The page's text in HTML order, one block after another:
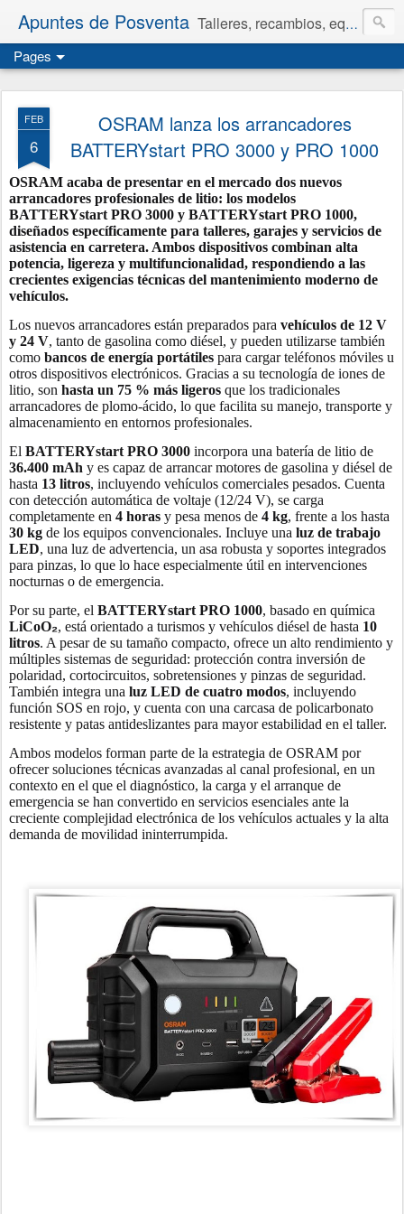
Apuntes de Posventa Talleres, recambios, equipamiento y neumáticos.
Pages
FEB
6
OSRAM lanza los arrancadores
BATTERYstart PRO 3000 y PRO 1000
OSRAM acaba de presentar en el mercado dos nuevos
arrancadores profesionales de litio: los modelos
BATTERYstart PRO 3000 y BATTERYstart PRO 1000,
diseñados específicamente para talleres, garajes y servicios de
asistencia en carretera. Ambos dispositivos combinan alta
potencia, ligereza y multifuncionalidad, respondiendo a las
crecientes exigencias técnicas del mantenimiento moderno de
vehículos.
Los nuevos arrancadores están preparados para vehículos de 12 V
y 24 V, tanto de gasolina como diésel, y pueden utilizarse también
como bancos de energía portátiles para cargar teléfonos móviles u
otros dispositivos electrónicos. Gracias a su tecnología de iones de
litio, son hasta un 75 % más ligeros que los tradicionales
arrancadores de plomo-ácido, lo que facilita su manejo, transporte y
almacenamiento en entornos profesionales.
El BATTERYstart PRO 3000 incorpora una batería de litio de
36.400 mAh y es capaz de arrancar motores de gasolina y diésel de
hasta 13 litros, incluyendo vehículos comerciales pesados. Cuenta
con detección automática de voltaje (12/24 V), se carga
completamente en 4 horas y pesa menos de 4 kg, frente a los hasta
30 kg de los equipos convencionales. Incluye una luz de trabajo
LED, una luz de advertencia, un asa robusta y soportes integrados
para pinzas, lo que lo hace especialmente útil en intervenciones
nocturnas o de emergencia.
Por su parte, el BATTERYstart PRO 1000, basado en química
LiCoO₂, está orientado a turismos y vehículos diésel de hasta 10
litros. A pesar de su tamaño compacto, ofrece un alto rendimiento y
múltiples sistemas de seguridad: protección contra inversión de
polaridad, cortocircuitos, sobretensiones y pinzas de seguridad.
También integra una luz LED de cuatro modos, incluyendo
función SOS en rojo, y cuenta con una carcasa de policarbonato
resistente y patas antideslizantes para mayor estabilidad en el taller.
Ambos modelos forman parte de la estrategia de OSRAM por
ofrecer soluciones técnicas avanzadas al canal profesional, en un
contexto en el que el diagnóstico, la carga y el arranque de
emergencia se han convertido en servicios esenciales ante la
creciente complejidad electrónica de los vehículos actuales y la alta
demanda de movilidad ininterrumpida.